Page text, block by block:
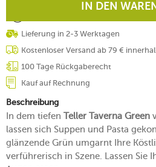
IN DEN
Lieferung in 2-3 Werktagen
Kostenloser Versand ab 79 €
100 Tage Rückgaberecht
Kauf auf Rechnung
Beschreibung
In dem tiefen Teller Taverna Green
lassen sich Suppen und Pasta
glänzende Grün umgarnt Ihre
verführerisch in Szene. Lassen Sie